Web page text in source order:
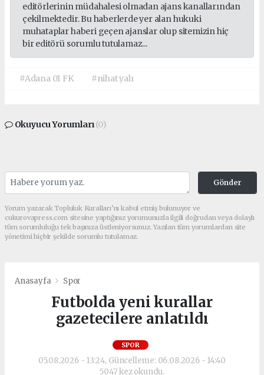
editörlerinin müdahalesi olmadan ajans kanallarından
çekilmektedir. Bu haberlerde yer alan hukuki
muhataplar haberi geçen ajanslar olup sitemizin hiç
bir editörü sorumlu tutulamaz...
#Adana 01 FK #nihat yalı
Okuyucu Yorumları(0)
Gönder
Yorum yazarak Topluluk Kuralları’nı kabul etmiş bulunuyor ve
cukurovapress.com sitesine yaptığınız yorumunuzla ilgili doğrudan veya dolaylı
tüm sorumluluğu tek başınıza üstleniyorsunuz. Yazılan tüm yorumlardan site
yönetimi hiçbir şekilde sorumlu tutulamaz.
Anasayfa Spor
Futbolda yeni kurallar
gazetecilere anlatıldı
SPOR
05.08.2026 - 13:24, Güncelleme: 06.08.2026 - 14:40
5047 kez okundu.